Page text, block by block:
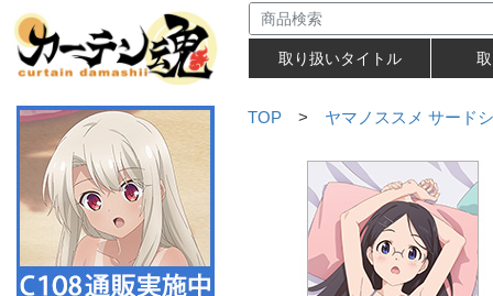
取り扱いタイトル
TOP > ヤマノススメ サード